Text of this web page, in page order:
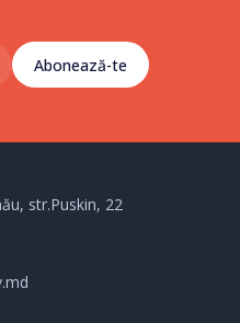
Abonează-te
str.Puskin, 22